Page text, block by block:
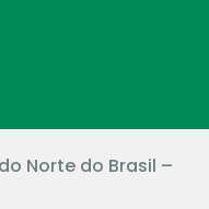
Norte do Brasil –